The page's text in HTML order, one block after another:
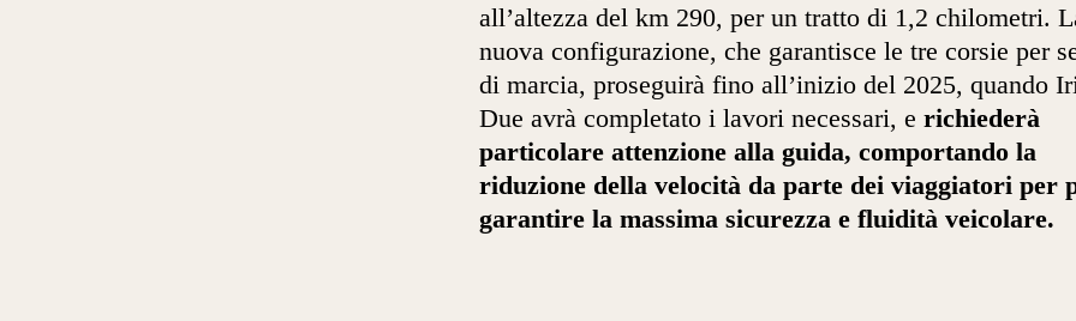
all’altezza del km 290, per un tratto di 1,2 chilometri.
nuova configurazione, che garantisce le tre corsie per
di marcia, proseguirà fino all’inizio del 2025, quando
Due avrà completato i lavori necessari, e richiederà
particolare attenzione alla guida, comportando la
riduzione della velocità da parte dei viaggiatori per
garantire la massima sicurezza e fluidità veicolare.